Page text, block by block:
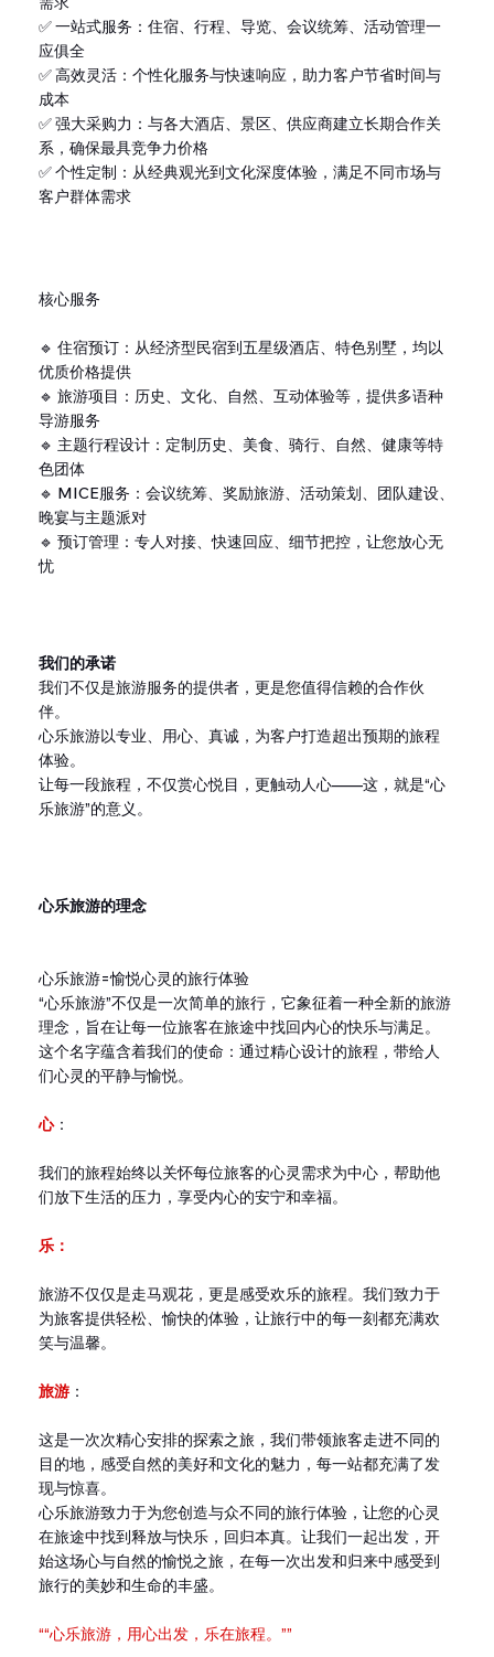
✅ 一站式服务：住宿、行程、导览、会议统筹、活动管理一
应俱全
✅ 高效灵活：个性化服务与快速响应，助力客户节省时间与
成本
✅ 强大采购力：与各大酒店、景区、供应商建立长期合作关
系，确保最具竞争力价格
✅ 个性定制：从经典观光到文化深度体验，满足不同市场与
客户群体需求
核心服务
🔹 住宿预订：从经济型民宿到五星级酒店、特色别墅，均以
优质价格提供
🔹 旅游项目：历史、文化、自然、互动体验等，提供多语种
导游服务
🔹 主题行程设计：定制历史、美食、骑行、自然、健康等特
色团体
🔹 MICE服务：会议统筹、奖励旅游、活动策划、团队建设、
晚宴与主题派对
🔹 预订管理：专人对接、快速回应、细节把控，让您放心无
忧
我们的承诺
我们不仅是旅游服务的提供者，更是您值得信赖的合作伙
伴。
心乐旅游以专业、用心、真诚，为客户打造超出预期的旅程
体验。
让每一段旅程，不仅赏心悦目，更触动人心——这，就是“心
乐旅游”的意义。
心乐旅游的理念
心乐旅游=愉悦心灵的旅行体验
“心乐旅游”不仅是一次简单的旅行，它象征着一种全新的旅游
理念，旨在让每一位旅客在旅途中找回内心的快乐与满足。
这个名字蕴含着我们的使命：通过精心设计的旅程，带给人
们心灵的平静与愉悦。
心：
我们的旅程始终以关怀每位旅客的心灵需求为中心，帮助他
们放下生活的压力，享受内心的安宁和幸福。
乐：
旅游不仅仅是走马观花，更是感受欢乐的旅程。我们致力于
为旅客提供轻松、愉快的体验，让旅行中的每一刻都充满欢
笑与温馨。
旅游 ：
这是一次次精心安排的探索之旅，我们带领旅客走进不同的
目的地，感受自然的美好和文化的魅力，每一站都充满了发
现与惊喜。
心乐旅游致力于为您创造与众不同的旅行体验，让您的心灵
在旅途中找到释放与快乐，回归本真。让我们一起出发，开
始这场心与自然的愉悦之旅，在每一次出发和归来中感受到
旅行的美妙和生命的丰盛。
““心乐旅游，用心出发，乐在旅程。””